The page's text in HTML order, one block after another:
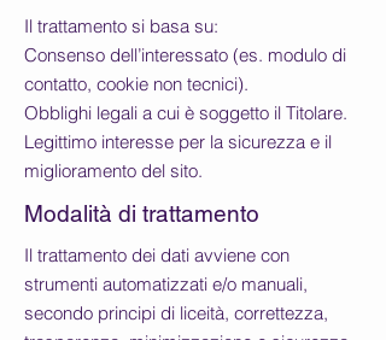
Il trattamento si basa su:
Consenso dell’interessato (es. modulo di
contatto, cookie non tecnici).
Obblighi legali a cui è soggetto il Titolare.
Legittimo interesse per la sicurezza e il
miglioramento del sito.
Modalità di trattamento
Il trattamento dei dati avviene con
strumenti automatizzati e/o manuali,
secondo principi di liceità, correttezza,